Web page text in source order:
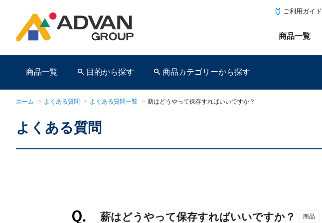
ご利用ガイド
商品一覧
商品一覧 目的から探す 商品カテゴリーから探す
ホーム > よくある質問 > よくある質問一覧 > 薪はどうやって保存すればいいですか？
よくある質問
薪はどうやって保存すればいいですか？ 商品